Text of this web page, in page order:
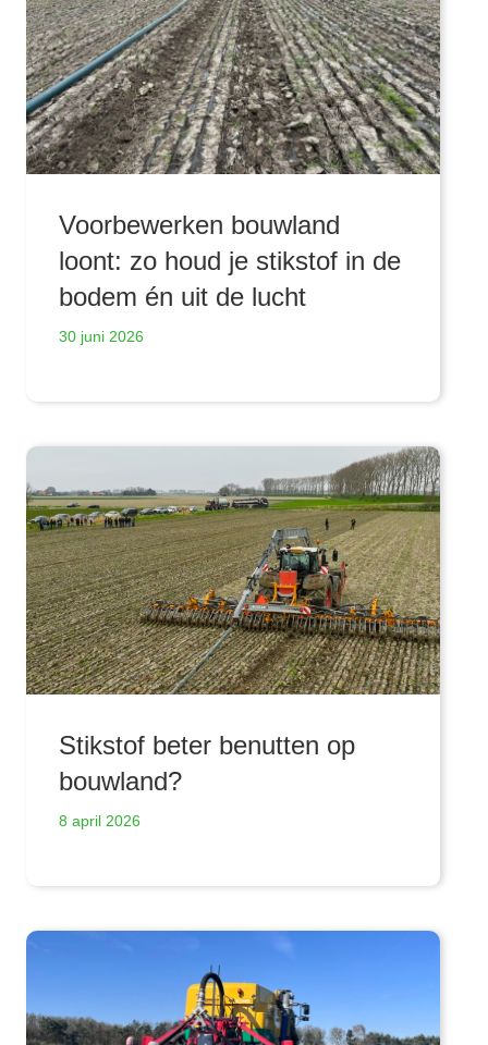
Voorbewerken bouwland
loont: zo houd je stikstof in de
bodem én uit de lucht
30 juni 2026
Stikstof beter benutten op
bouwland?
8 april 2026